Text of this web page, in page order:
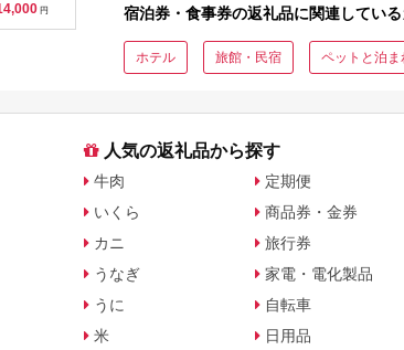
円
道後【DPH003】
寄付金額:50,000 円
加賀 百万石 北陸 北陸
復興 北陸支援
寄付金額:317,000 円
宿泊券・食事券の返礼品に関連している
ホテル 旅館・民宿 ペットと泊ま
人気の返礼品から探す
牛肉
いくら
カニ
うなぎ
うに
米
定期便
商品券・金券
旅行券
家電・電化製品
自転車
日用品